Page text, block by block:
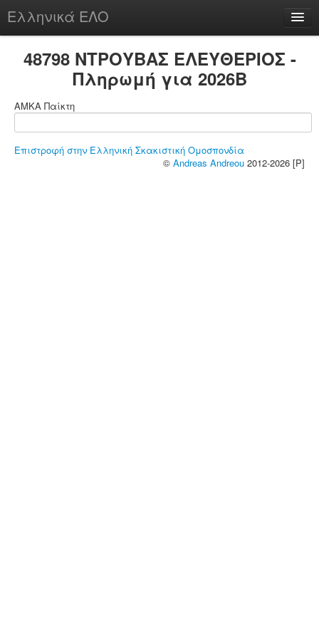
Ελληνικά ΕΛΟ
chesstu.be @ discord
48798 ΝΤΡΟΥΒΑΣ ΕΛΕΥΘΕΡΙΟΣ -
Πληρωμή για 2026B
ΑΜΚΑ Παίκτη
Επιστροφή στην Ελληνική Σκακιστική Ομοσπονδία
© Andreas Andreou 2012-2026 [P]